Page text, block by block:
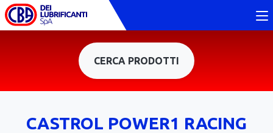
CERCA PRODOTTI
CASTROL POWER1 RACING